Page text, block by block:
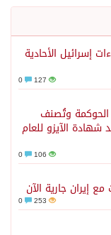
إسرائيل الأحادية
127
97.35% في الحوكمة وتُصنف
شهادة الآيزو للعام
106
مع إيران جارية الآن
253